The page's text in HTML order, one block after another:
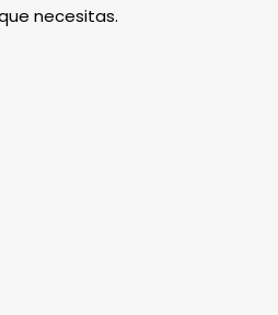
necesitas.